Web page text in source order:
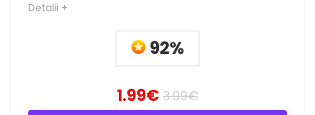
Detalii +
92%
1.99€ 3.99€